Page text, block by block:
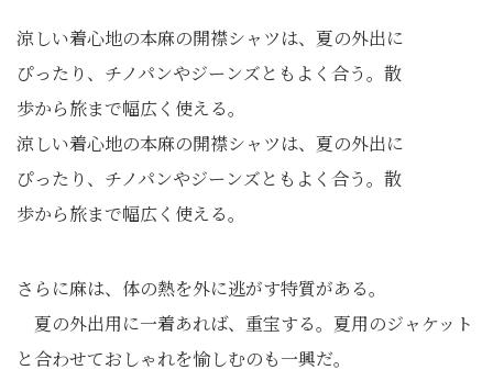
涼しい着心地の本麻の開襟シャツは、夏の外出に
ぴったり、チノパンやジーンズともよく合う。散
歩から旅まで幅広く使える。
涼しい着心地の本麻の開襟シャツは、夏の外出に
ぴったり、チノパンやジーンズともよく合う。散
歩から旅まで幅広く使える。
さらに麻は、体の熱を外に逃がす特質がある。
夏の外出用に一着あれば、重宝する。夏用のジャケット
と合わせておしゃれを愉しむのも一興だ。